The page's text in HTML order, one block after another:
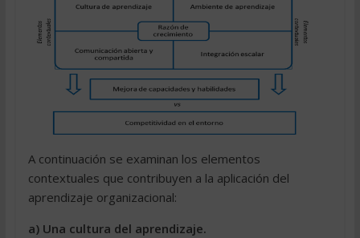
A continuación se examinan los elementos
contextuales que contribuyen a la aplicación del
aprendizaje organizacional:
a) Una cultura del aprendizaje.